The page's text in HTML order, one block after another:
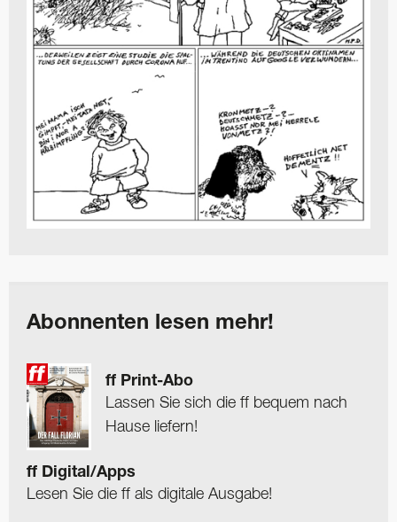
Abonnenten lesen mehr!
ff Print-Abo
Lassen Sie sich die ff bequem nach
Hause liefern!
ff Digital/Apps
Lesen Sie die ff als digitale Ausgabe!